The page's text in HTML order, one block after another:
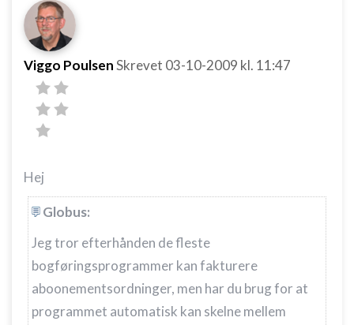
Viggo PoulsenSkrevet 03-10-2009 kl. 11:47
Hej
Globus:
Jeg tror efterhånden de fleste
bogføringsprogrammer kan fakturere
aboonementsordninger, men har du brug for at
programmet automatisk kan skelne mellem